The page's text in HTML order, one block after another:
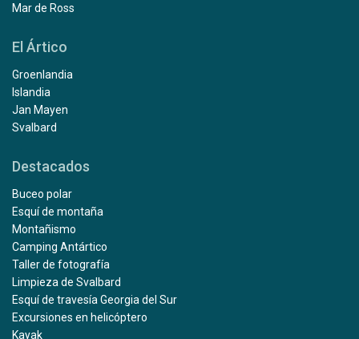
Mar de Ross
El Ártico
Groenlandia
Islandia
Jan Mayen
Svalbard
Destacados
Buceo polar
Esquí de montaña
Montañismo
Camping Antártico
Taller de fotografía
Limpieza de Svalbard
Esquí de travesía Georgia del Sur
Excursiones en helicóptero
Kayak